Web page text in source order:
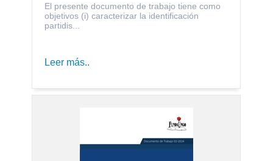
El presente documento de trabajo tiene como
objetivos (i) caracterizar la identificación
partidis...
Leer más..